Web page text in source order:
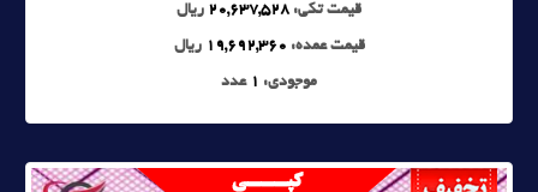
قیمت تکی: 20,637,528 ریال
قیمت عمده: 19,692,360 ریال
موجودی: 1 عدد